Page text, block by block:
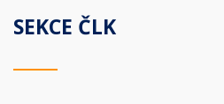
SEKCE ČLK